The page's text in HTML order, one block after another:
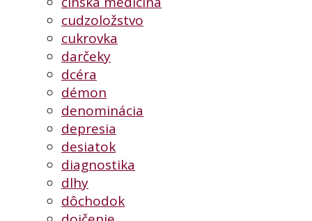
cudzoložstvo
cukrovka
darčeky
dcéra
démon
denominácia
depresia
desiatok
diagnostika
dlhy
dôchodok